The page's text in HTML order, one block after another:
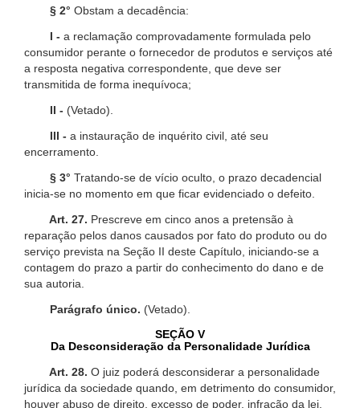
§ 2° Obstam a decadência:
I - a reclamação comprovadamente formulada pelo
consumidor perante o fornecedor de produtos e serviços até
a resposta negativa correspondente, que deve ser
transmitida de forma inequívoca;
II - (Vetado).
III - a instauração de inquérito civil, até seu
encerramento.
§ 3° Tratando-se de vício oculto, o prazo decadencial
inicia-se no momento em que ficar evidenciado o defeito.
Art. 27. Prescreve em cinco anos a pretensão à
reparação pelos danos causados por fato do produto ou do
serviço prevista na Seção II deste Capítulo, iniciando-se a
contagem do prazo a partir do conhecimento do dano e de
sua autoria.
Parágrafo único. (Vetado).
SEÇÃO V
Da Desconsideração da Personalidade Jurídica
Art. 28. O juiz poderá desconsiderar a personalidade
jurídica da sociedade quando, em detrimento do consumidor,
houver abuso de direito, excesso de poder, infração da lei,